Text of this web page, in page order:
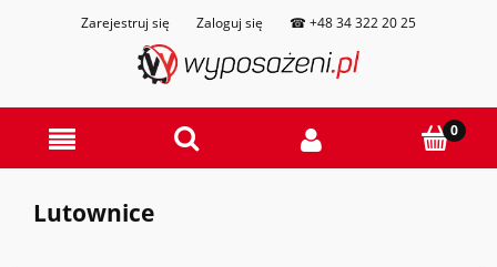
Zarejestruj się Zaloguj się ☎ +48 34 322 20 25
Lutownice